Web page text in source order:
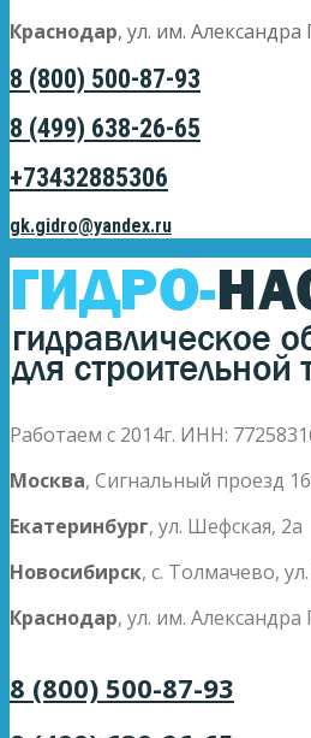
Краснодар, ул. им.
8 (800) 500-87-93
8 (499) 638-26-65
+73432885306
gk.gidro@yandex.ru
Работаем с 2014г. ИНН:
Москва, Сигнальный проезд
Екатеринбург, ул. Шефская, 2а
Новосибирск, с. Толмачево,
Краснодар, ул. им.
8 (800) 500-87-93